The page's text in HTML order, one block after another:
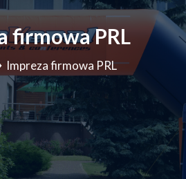
firmowa PRL
Impreza firmowa PRL